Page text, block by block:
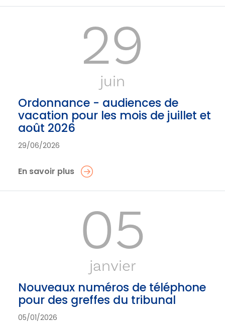
29
juin
Ordonnance - audiences de
vacation pour les mois de juillet et
août 2026
29/06/2026
En savoir plus
05
janvier
Nouveaux numéros de téléphone
pour des greffes du tribunal
05/01/2026